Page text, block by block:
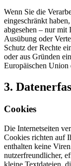
Wenn Sie die
eingeschränkt
abgesehen – nur
Ausübung oder
Schutz der Rechte
oder aus Gründen
Europäischen Union
3.
Cookies
Die Internetseiten
Cookies richten auf
enthalten keine
nutzerfreundlicher,
kleine Textdateien,